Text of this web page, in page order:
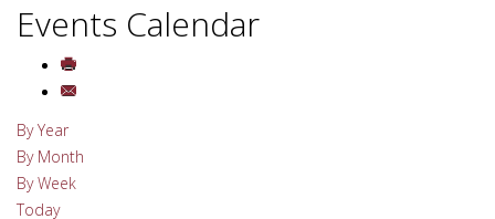
Events Calendar
By Year
By Month
By Week
Today